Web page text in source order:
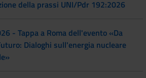
della prassi UNI/Pdr 192:2026
- Tappa a Roma dell'evento «Da
Dialoghi sull'energia nucleare